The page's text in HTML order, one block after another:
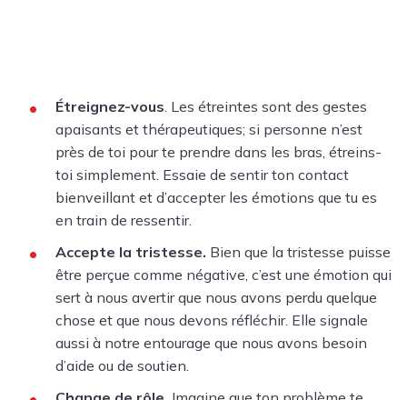
Étreignez-vous . Les étreintes sont des gestes
apaisants et thérapeutiques; si personne n’est
près de toi pour te prendre dans les bras, étreins-
toi simplement. Essaie de sentir ton contact
bienveillant et d’accepter les émotions que tu es
en train de ressentir.
Accepte la tristesse. Bien que la tristesse puisse
être perçue comme négative, c’est une émotion qui
sert à nous avertir que nous avons perdu quelque
chose et que nous devons réfléchir. Elle signale
aussi à notre entourage que nous avons besoin
d’aide ou de soutien.